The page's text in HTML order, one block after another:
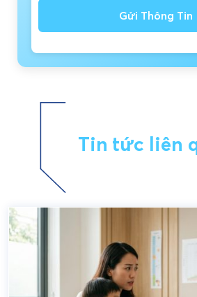
Gửi Thông Tin
Tin tức liên